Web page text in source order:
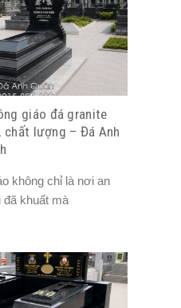
giáo đá granite
chất lượng – Đá Anh
không chỉ là nơi an
khuất mà